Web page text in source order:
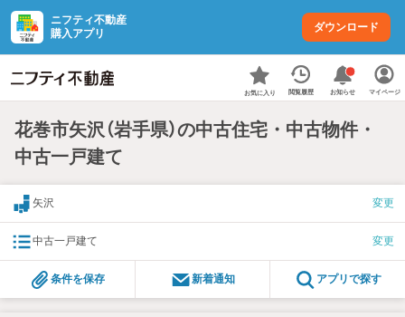
ニフティ不動産
購入アプリ
ダウンロード
お気に入り 閲覧履歴 お知らせ マイページ
花巻市矢沢（岩手県）の中古住宅・中古物件・
中古一戸建て
矢沢 変更
中古一戸建て 変更
条件を保存 新着通知 アプリで探す